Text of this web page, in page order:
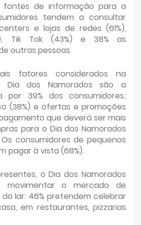
fontes de informação para a
tendem a consultar
e lojas de redes (61%),
Tik Tok (43%) e 38% as
outras pessoas.
fatores considerados na
dos Namorados são a
por 39% dos consumidores;
(38%) e ofertas e promoções
que deverá ser mais
para o Dia dos Namorados
consumidores de pequenos
pagar à vista (68%).
o Dia dos Namorados
movimentar o mercado de
lar: 46% pretendem celebrar
em restaurantes, pizzarias